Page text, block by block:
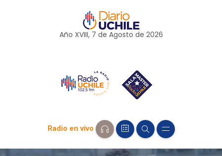
Año XVIII, 7 de Agosto de 2026
Radio en vivo